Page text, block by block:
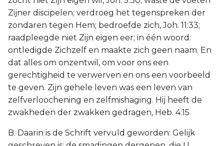
Zijner discipelen; verdroeg het tegenspreken der
zondaren tegen Hem; bedroefde zich, Joh. 11:33;
raadpleegde niet Zijn eigen eer; in één woord:
ontledigde Zichzelf en maakte zich geen naam. En
dat alles om onzentwil, om voor ons een
gerechtigheid te verwerven en ons een voorbeeld
te geven. Zijn gehele leven was een leven van
zelfverloochening en zelfmishaging. Hij heeft de
zwakheden der zwakken gedragen, Heb. 4:15.
B. Daarin is de Schrift vervuld geworden: Gelijk